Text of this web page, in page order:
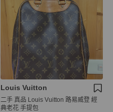
Louis Vuitton
二手 真品 Louis Vuitton 路易威登 經
典老花 手提包